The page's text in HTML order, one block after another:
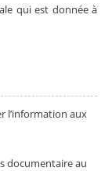
qui est donnée à
l’information aux
documentaire au